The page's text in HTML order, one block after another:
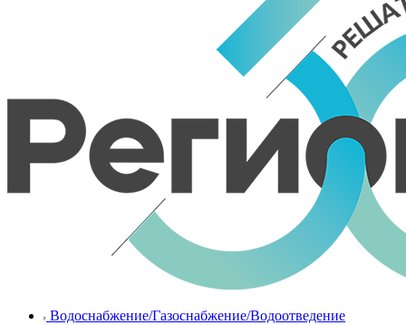
Водоснабжение/Газоснабжение/Водоотведение